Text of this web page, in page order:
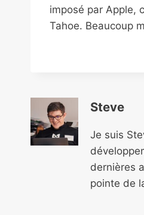
imposé par Apple,
Tahoe. Beaucoup
Steve
Je suis
dernières
pointe de